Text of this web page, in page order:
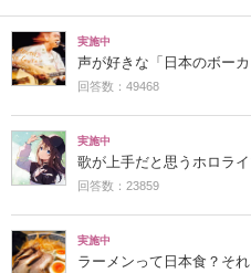
実施中
声が好きな「日本のボー
回答数：49468
実施中
歌が上手だと思うホロラ
回答数：23859
実施中
ラーメンって日本食？そ